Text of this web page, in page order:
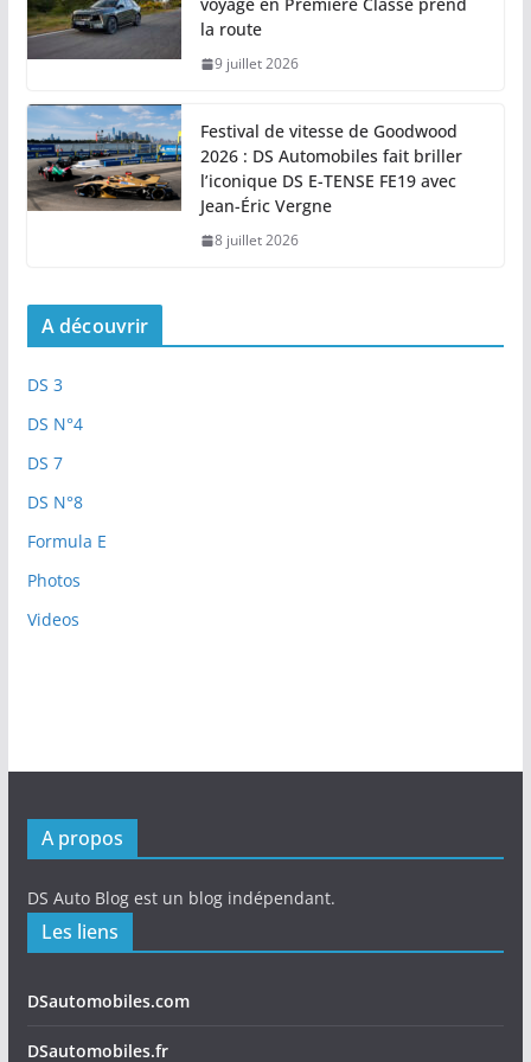
la route
9 juillet 2026
Festival de vitesse de Goodwood
2026 : DS Automobiles fait briller
l’iconique DS E-TENSE FE19 avec
Jean-Éric Vergne
8 juillet 2026
A découvrir
DS 3
DS N°4
DS 7
DS N°8
Formula E
Photos
Videos
A propos
DS Auto Blog est un blog indépendant.
Les liens
DSautomobiles.com
DSautomobiles.fr